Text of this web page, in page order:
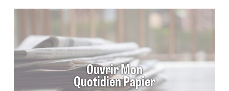
Ouvrir Mon
Quotidien Papier